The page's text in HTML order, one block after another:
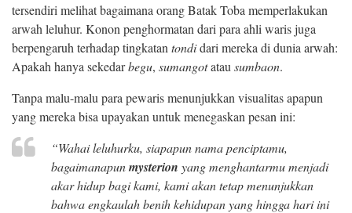
tersendiri melihat bagaimana orang Batak Toba memperlakukan
arwah leluhur. Konon penghormatan dari para ahli waris juga
berpengaruh terhadap tingkatan tondidari mereka di dunia arwah:
Apakah hanya sekedarbegu, sumangotatau sumbaon.
Tanpa malu-malu para pewaris menunjukkan visualitas apapun
yang mereka bisa upayakan untuk menegaskan pesan ini:
“Wahai leluhurku, siapapun nama penciptamu,
bagaimanapunmysterion yang menghantarmu menjadi
akar hidup bagi kami, kami akan tetap menunjukkan
bahwa engkaulah benih kehidupan yang hingga hari ini